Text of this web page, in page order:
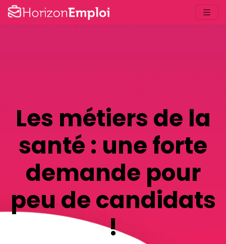
Les métiers de la
santé : une forte
demande pour
peu de candidats
!